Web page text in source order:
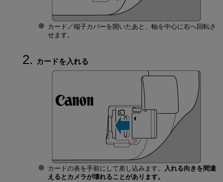
カード／端子カバーを開いたあと、軸を中心に右へ回転さ
せます。
カードを入れる
カードの表を手前にして差し込みます。
入れる向きを間違
えるとカメラが壊れることがあります。